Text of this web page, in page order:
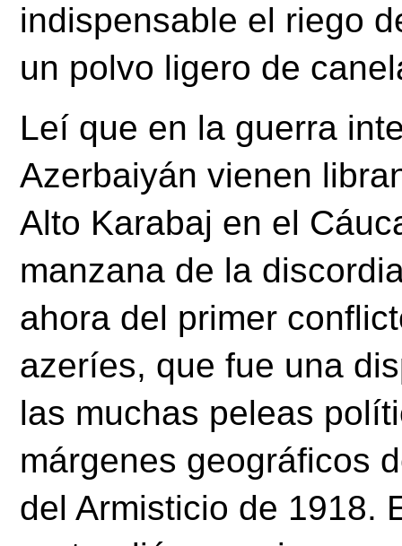
indispensable el riego
un polvo ligero de
Leí que en la guerra
Azerbaiyán vienen
Alto Karabaj en el
manzana de la
ahora del primer
azeríes, que fue una
las muchas peleas
márgenes geográficos
del Armisticio de 1918.